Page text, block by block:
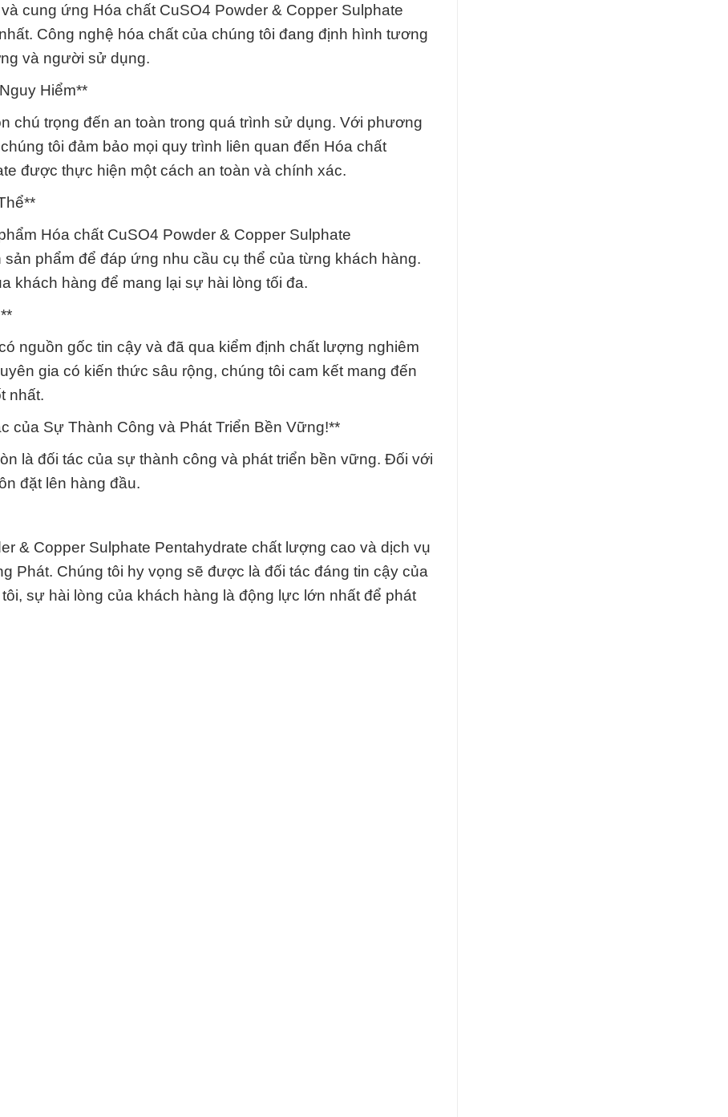
cung ứng Hóa chất CuSO4 Powder & Copper Sulphate
Công nghệ hóa chất của chúng tôi đang định hình tương
và người sử dụng.
Hiểm**
chú trọng đến an toàn trong quá trình sử dụng. Với phương
tôi đảm bảo mọi quy trình liên quan đến Hóa chất
được thực hiện một cách an toàn và chính xác.
Hóa chất CuSO4 Powder & Copper Sulphate
phẩm để đáp ứng nhu cầu cụ thể của từng khách hàng.
khách hàng để mang lại sự hài lòng tối đa.
nguồn gốc tin cậy và đã qua kiểm định chất lượng nghiêm
gia có kiến thức sâu rộng, chúng tôi cam kết mang đến
nhất.
của Sự Thành Công và Phát Triển Bền Vững!**
là đối tác của sự thành công và phát triển bền vững. Đối với
đặt lên hàng đầu.
& Copper Sulphate Pentahydrate chất lượng cao và dịch vụ
Phát. Chúng tôi hy vọng sẽ được là đối tác đáng tin cậy của
sự hài lòng của khách hàng là động lực lớn nhất để phát